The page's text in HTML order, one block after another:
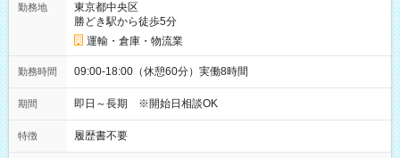
勤務地
東京都中央区
勝どき駅から徒歩5分
運輸・倉庫・物流業
勤務時間 09:00-18:00（休憩60分）実働8時間
期間 即日～長期 ※開始日相談OK
特徴 履歴書不要